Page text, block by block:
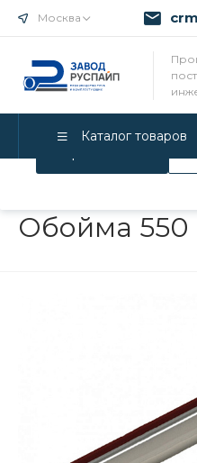
Мы используем Cookie.
Москва
Каталог товаров
Обойма 550